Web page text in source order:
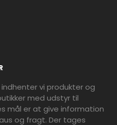
vi produkter og
med udstyr til
mål er at give information
og fragt. Der tages